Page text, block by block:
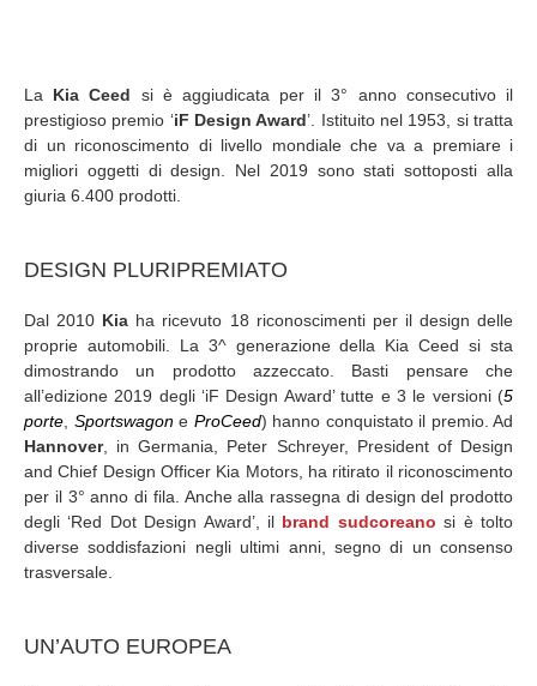
La Kia Ceed si è aggiudicata per il 3° anno consecutivo il
prestigioso premio ‘iF Design Award’. Istituito nel 1953, si tratta
di un riconoscimento di livello mondiale che va a premiare i
migliori oggetti di design. Nel 2019 sono stati sottoposti alla
giuria 6.400 prodotti.
DESIGN PLURIPREMIATO
Dal 2010 Kia ha ricevuto 18 riconoscimenti per il design delle
proprie automobili. La 3^ generazione della Kia Ceed si sta
dimostrando un prodotto azzeccato. Basti pensare che
all’edizione 2019 degli ‘iF Design Award’ tutte e 3 le versioni (5
porte Sportswagone ProCeed) hanno conquistato il premio. Ad
Hannover, in Germania, Peter Schreyer, President of Design
and Chief Design Officer Kia Motors, ha ritirato il riconoscimento
per il 3° anno di fila. Anche alla rassegna di design del prodotto
degli ‘Red Dot Design Award’, il brand sudcoreano si è tolto
diverse soddisfazioni negli ultimi anni, segno di un consenso
trasversale.
UN’AUTO EUROPEA